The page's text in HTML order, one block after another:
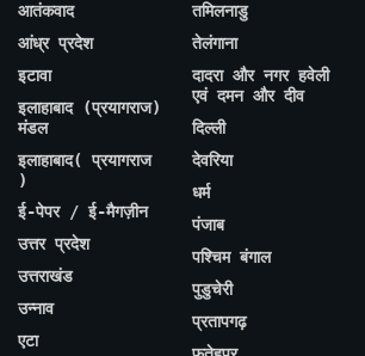
आतंकवाद
आंध्र प्रदेश
इटावा
इलाहाबाद (प्रयागराज)
मंडल
इलाहाबाद( प्रयागराज
)
ई-पेपर / ई-मैगज़ीन
उत्तर प्रदेश
उत्तराखंड
उन्नाव
एटा
तमिलनाडु
तेलंगाना
दादरा और नगर हवेली
एवं दमन और दीव
दिल्ली
देवरिया
धर्म
पंजाब
पश्चिम बंगाल
पुडुचेरी
प्रतापगढ़